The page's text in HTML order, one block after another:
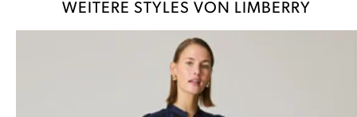
WEITERE STYLES VON LIMBERRY